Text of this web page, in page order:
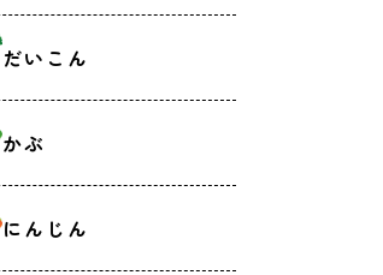
だいこん
かぶ
にんじん